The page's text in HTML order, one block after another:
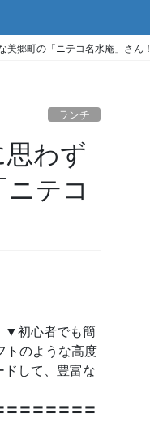
美郷町の「ニテコ名水庵」さん！
ランチ
思わず
テコ
▼初心者でも簡
のような高度
して、豊富な
〓〓〓〓〓〓